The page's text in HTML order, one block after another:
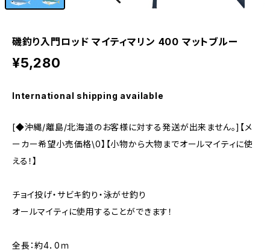
磯釣り入門ロッド マイティマリン 400 マットブルー
¥5,280
International shipping available
[◆沖縄/離島/北海道のお客様に対する発送が出来ません。]【メ
ーカー希望小売価格\0】【小物から大物までオールマイティに使
える！】
チョイ投げ・サビキ釣り・泳がせ釣り
オールマイティに使用することができます！
全長：約4．0ｍ